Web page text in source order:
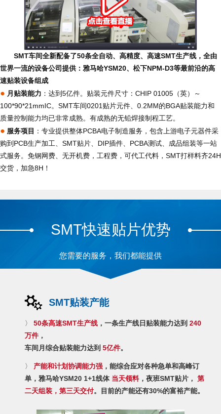
SMT车间全新配备了50条全自动、高精度、高速SMT生产线，全由
世界一流的设备公司提供：雅马哈YSM20、松下NPM-D3等最前沿的高
速贴装设备组成
● 月贴装能力 ：达到5亿件。贴装元件尺寸：CHIP 01005（英）～
100*90*21mmIC。SMT车间0201贴片元件、0.2MM的BGA贴装能力和
质量控制能力均已非常成熟。有成熟的无铅焊接制程工艺。
● 服务项目 ：专业提供整体PCBA电子制造服务，包含上游电子元器件采
购到PCB生产加工、SMT贴片、DIP插件、PCBA测试、成品组装等一站
式服务。免钢网费、无开机费，工程费，可代工代料，SMT打样料齐24H
交货，加急8H！
SMT快速贴片优势
您需要的服务，我们都能提供
SMT贴装产能
〉 50条高速SMT生产线 ，一条生产线日贴装能力达到 240
万件 ，
车间月综合贴装能力达到 5亿件。
〉 产能和计划协调能力强 ，能综合应对各种急单和高峰订
单，雅马哈YSM20 1+1线体 当天领料，夜班SMT贴片， 第
二天组装，第三天交付。目前的产能还有30%的富裕产能。